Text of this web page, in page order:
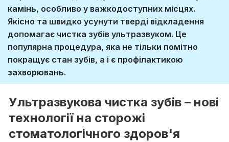
камінь, особливо у важкодоступних місцях.
Якісно та швидко усунути тверді відкладення
допомагає чистка зубів ультразвуком. Це
популярна процедура, яка не тільки помітно
покращує стан зубів, а і є профілактикою
захворювань.
Ультразвукова чистка зубів – нові
технології на сторожі
стоматологічного здоров'я